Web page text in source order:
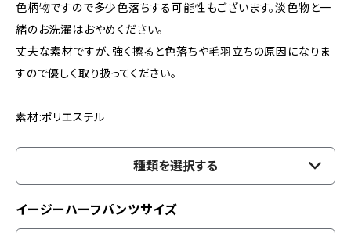
色柄物ですので多少色落ちする可能性もございます。淡色物と一
緒のお洗濯はおやめください。
丈夫な素材ですが、強く擦ると色落ちや毛羽立ちの原因になりま
すので優しく取り扱ってください。
素材:ポリエステル
種類を選択する
イージーハーフパンツサイズ